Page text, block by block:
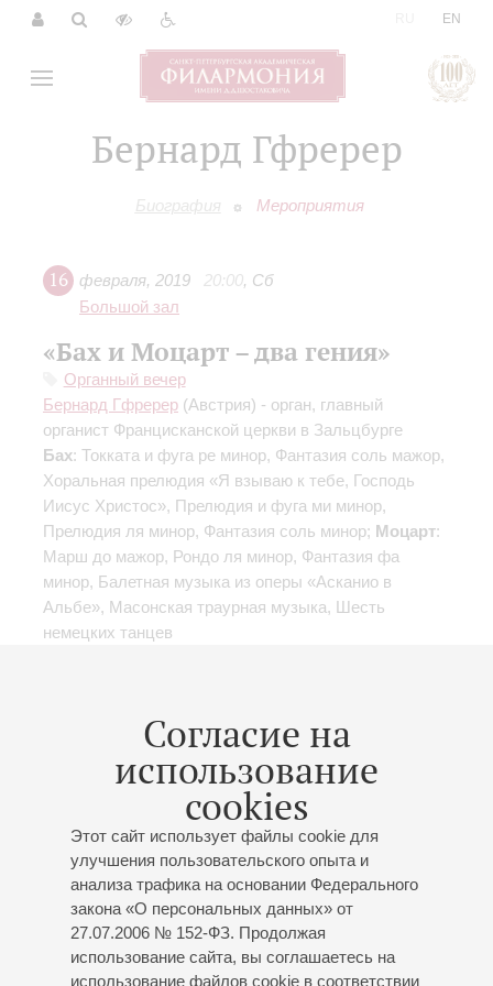
EN
Бернард Гфререр
Биография Мероприятия
Согласие на
использование
cookies
Этот сайт использует файлы cookie для
улучшения пользовательского опыта и
анализа трафика на основании Федерального
закона «О персональных данных» от
27.07.2006 № 152-ФЗ. Продолжая
использование сайта, вы соглашаетесь на
использование файлов cookie в соответствии
16 февраля, 2019 20:00, Сб
Большой зал
«Бах и Моцарт – два гения»
Органный вечер
Бернард Гфререр (Австрия) - орган, главный
органист Францисканской церкви в Зальцбурге
Бах: Токката и фуга ре минор, Фантазия соль мажор,
Хоральная прелюдия «Я взываю к тебе, Господь
Иисус Христос», Прелюдия и фуга ми минор,
Прелюдия ля минор, Фантазия соль минор; Моцарт:
Марш до мажор, Рондо ля минор, Фантазия фа
минор, Балетная музыка из оперы «Асканио в
Альбе», Масонская траурная музыка, Шесть
немецких танцев
ноября,2015 20:00,Пт
«Бах и органная культура
Австрии»
Органисты европейских соборов
Органный вечер
Бернард Гфререр(Австрия) - орган
И.С. Бах: Фантазия соль мажор, BWV 572,